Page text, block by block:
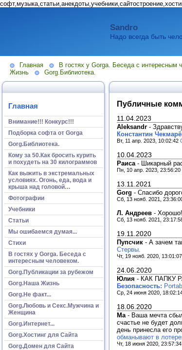
Sandro
Надо всегда быть
Главная В гостях у Gorga. Беседа с интересным
Жизнь
Gorg.Библиотека.
Главная
Внимание!!! Конкурс!!!
Подборка софта от Gorga
Gorg.Библиотека.
Кому за 50.Как бросить курить
и похудеть на 30 килограммов
Как выжить в экстремальных
условиях. Огонь, еда, вода и
крыша над головой…
Фотографии
Учебники
Статьи
Мы ошибаемся думая...
Стихи
В гостях у Gorga. Беседа с
интересным человеком.
Gorg.Публикации за рубежом
Gorg.Наша Жизнь
Gorg.Не факт...
Gorg.Любовь и Секс.Мужчина и
Женщина
Gorg.Интернет...
Gorg.Хостинг для Сайта
Gorg.Домен для Сайта
Публичные
11.04.2023
Aleksandr -
Константин
Вт, 11 апр. 2023, 10:02:42
10.04.2023
Раиса - Шикарный
Пн, 10 апр. 2023, 23:56:20
13.11.2021
Gorg - Спасибо
Сб, 13 нояб. 2021,
Л. Андреев -
Сб, 13 нояб. 2021,
19.11.2020
Пупсчик - А зачем
Стервы.
Чт, 19 нояб. 2020, 13:01:07
24.06.2020
Юлия - КАК ПАПКУ
Безопасность:
Ср, 24 июня 2020,
18.06.2020
Ма - Ваша мечта
счастье не будет
день принесла его
обманывают в
Чт, 18 июня 2020, 23:57:34